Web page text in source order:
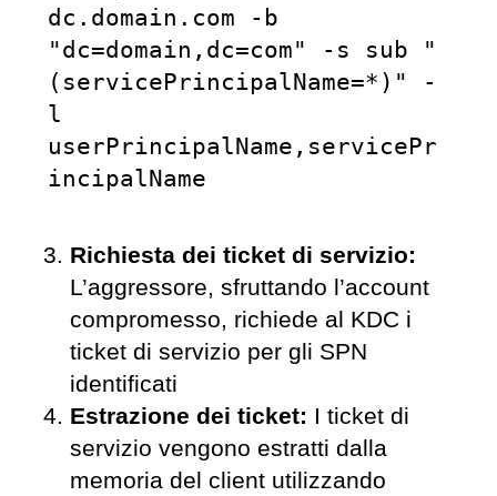
dc.domain.com -b
"dc=domain,dc=com" -s sub "
(servicePrincipalName=*)" -
l
userPrincipalName,servicePr
incipalName
Richiesta dei ticket di servizio:
L’aggressore, sfruttando l’account
compromesso, richiede al KDC i
ticket di servizio per gli SPN
identificati
Estrazione dei ticket: I ticket di
servizio vengono estratti dalla
memoria del client utilizzando